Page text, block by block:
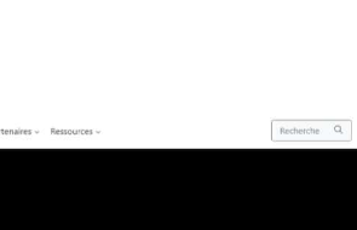
De plus, les coûts additionnels
les utilisateurs non avertis.
ceux qui cherchent à maximiser
à condition de naviguer avec